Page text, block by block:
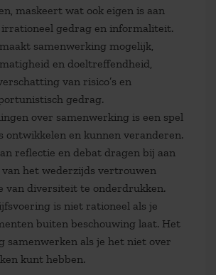
maskeert wat ook eigen is aan
gedrag en informaliteit.
samenwerking mogelijk,
en doeltreffendheid,
van risico’s en
gedrag.
over samenwerking is een spel
ontwikkelen en kunnen veranderen.
reflectie en debat dragen bij aan
het wederzijds vertrouwen
van diversiteit te onderdrukken.
is niet rationeel als je
buiten beschouwing laat. Het
samenwerken als je het niet over
kunt hebben.